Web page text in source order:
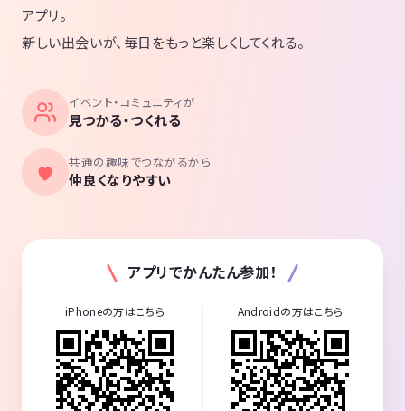
アプリ。
新しい出会いが、毎日をもっと楽しくしてくれる。
イベント・コミュニティが
見つかる・つくれる
共通の趣味でつながるから
仲良くなりやすい
アプリでかんたん参加！
iPhoneの方はこちら Androidの方はこちら